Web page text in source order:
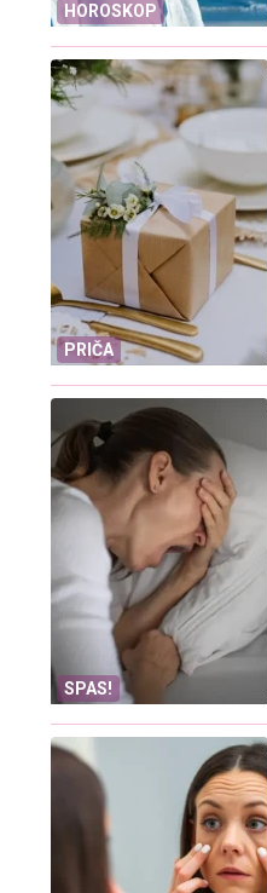
HOROSKOP
PRIČA
SPAS!